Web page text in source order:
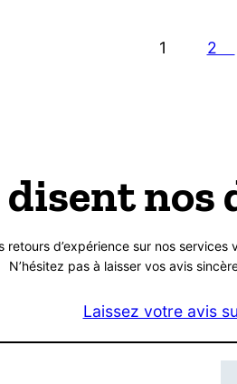
1 2
disent
retours d’expérience sur nos services
N’hésitez pas à laisser vos avis
Laissez votre avis